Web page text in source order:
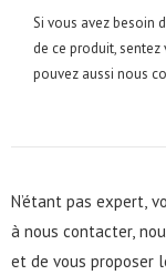
Si vous avez besoin
de ce produit,
pouvez aussi nous
N’étant pas expert,
à nous contacter,
et de vous proposer